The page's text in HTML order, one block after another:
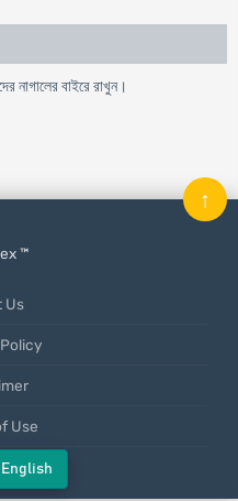
নাগালের বাইরে রাখুন।
™
Us
Use
App
↑